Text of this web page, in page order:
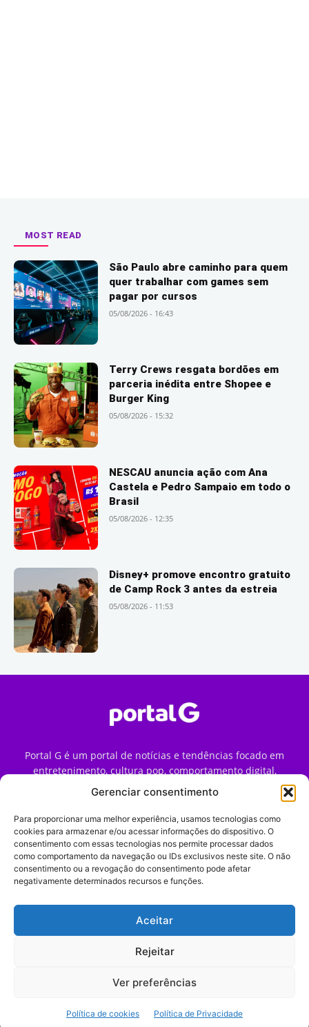
Gerenciar consentimento
Para proporcionar uma melhor experiência, usamos tecnologias como
cookies para armazenar e/ou acessar informações do dispositivo. O
consentimento com essas tecnologias nos permite processar dados
como comportamento da navegação ou IDs exclusivos neste site. O não
consentimento ou a revogação do consentimento pode afetar
negativamente determinados recursos e funções.
Aceitar
Rejeitar
Ver preferências
Política de cookies Política de Privacidade
MOST READ
São Paulo abre caminho para quem
quer trabalhar com games sem
pagar por cursos
05/08/2026 - 16:43
Terry Crews resgata bordões em
parceria inédita entre Shopee e
Burger King
05/08/2026 - 15:32
NESCAU anuncia ação com Ana
Castela e Pedro Sampaio em todo o
Brasil
05/08/2026 - 12:35
Disney+ promove encontro gratuito
de Camp Rock 3 antes da estreia
05/08/2026 - 11:53
Portal G é um portal de notícias e tendências focado em
entretenimento, cultura pop, comportamento digital,
streaming, games e iniciativas de marca que impactam a
forma como o público vive e consome internet no Brasil.
Contato:contato@portalg.com.br
Início Sobre
Termos de Uso
Política de Privacidade
Contato
tendências de consumo, marketing e comportamento digital.